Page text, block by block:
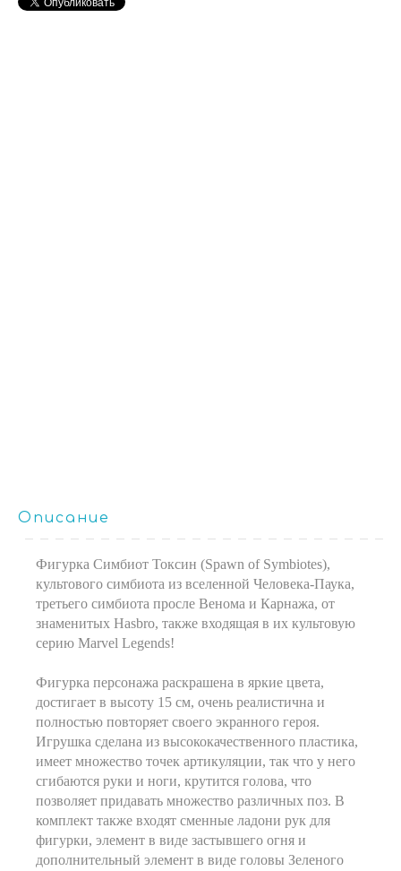
Описание
Фигурка Симбиот Токсин (Spawn of Symbiotes),
культового симбиота из вселенной Человека-Паука,
третьего симбиота просле Венома и Карнажа, от
знаменитых Hasbro, также входящая в их культовую
серию Marvel Legends!
Фигурка персонажа раскрашена в яркие цвета,
достигает в высоту 15 см, очень реалистична и
полностью повторяет своего экранного героя.
Игрушка сделана из высококачественного пластика,
имеет множество точек артикуляции, так что у него
сгибаются руки и ноги, крутится голова, что
позволяет придавать множество различных поз. В
комплект также входят сменные ладони рук для
фигурки, элемент в виде застывшего огня и
дополнительный элемент в виде головы Зеленого